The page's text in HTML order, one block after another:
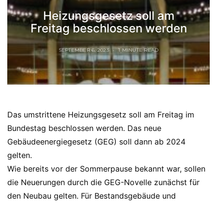
Heizungsgesetz soll am
Freitag beschlossen werden
SEPTEMBER 6, 2023 1 MINUTE READ
Das umstrittene Heizungsgesetz soll am Freitag im
Bundestag beschlossen werden. Das neue
Gebäudeenergiegesetz (GEG) soll dann ab 2024
gelten.
Wie bereits vor der Sommerpause bekannt war, sollen
die Neuerungen durch die GEG-Novelle zunächst für
den Neubau gelten. Für Bestandsgebäude und